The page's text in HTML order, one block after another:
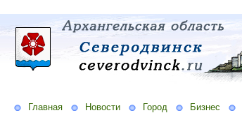
Главная Новости Город Бизнес